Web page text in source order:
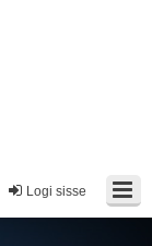
Logi sisse